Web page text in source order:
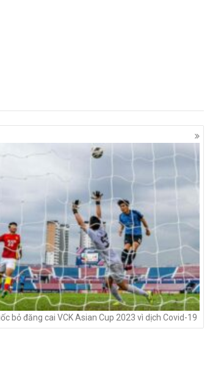
bỏ đăng cai VCK Asian Cup 2023 vì dịch Covid-19